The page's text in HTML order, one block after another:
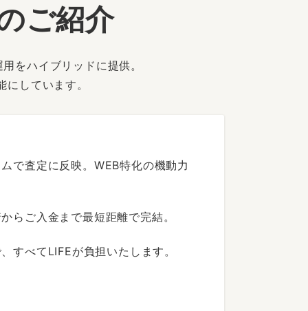
ご紹介
をハイブリッドに提供。
しています。
で査定に反映。WEB特化の機動力
らご入金まで最短距離で完結。
すべてLIFEが負担いたします。